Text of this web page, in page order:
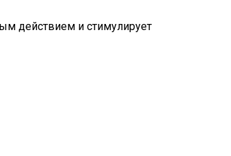
действием и стимулирует